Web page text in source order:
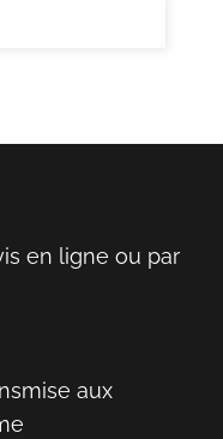
en ligne ou par
aux